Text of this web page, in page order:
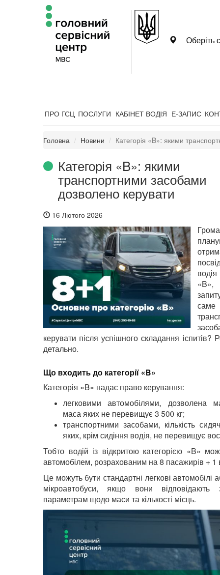
Оберіть
ПРО ГСЦ ПОСЛУГИ КАБІНЕТ ВОДІЯ Е-ЗАПИС
Головна Новини Категорія «B»: якими
Категорія «B»: якими
транспортними засобами
дозволено керувати
16 Лютого 2026
саме
керувати після успішного складання іспитів?
детально.
Що входить до категорії «B»
Категорія «B» надає право керування:
легковими автомобілями, дозволена
маса яких не перевищує 3 500 кг;
транспортними засобами, кількість
яких, крім сидіння водія, не перевищує
Тобто водій із відкритою категорією «B»
автомобілем, розрахованим на 8 пасажирів + 1
Це можуть бути стандартні легкові автомобілі
мікроавтобуси, якщо вони відповідають
параметрам щодо маси та кількості місць.